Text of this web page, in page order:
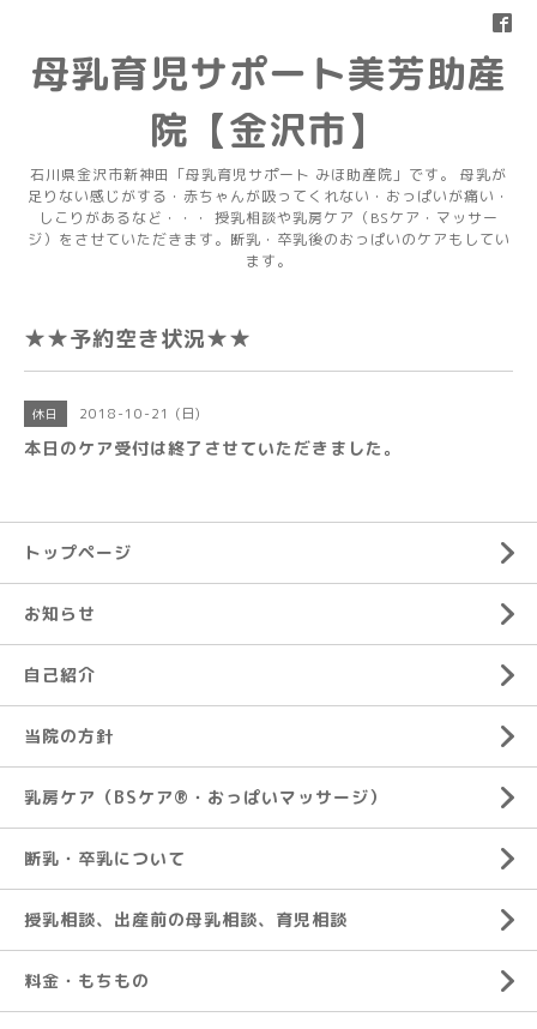
母乳育児サポート美芳助産
院【金沢市】
石川県金沢市新神田「母乳育児サポート みほ助産院」です。 母乳が
足りない感じがする・赤ちゃんが吸ってくれない・おっぱいが痛い・
しこりがあるなど・・・ 授乳相談や乳房ケア（BSケア・マッサー
ジ）をさせていただきます。断乳・卒乳後のおっぱいのケアもしてい
ます。
★★予約空き状況★★
休日 2018-10-21 (日)
本日のケア受付は終了させていただきました。
トップページ
お知らせ
自己紹介
当院の方針
乳房ケア（BSケア®︎・おっぱいマッサージ）
断乳・卒乳について
授乳相談、出産前の母乳相談、育児相談
料金・もちもの